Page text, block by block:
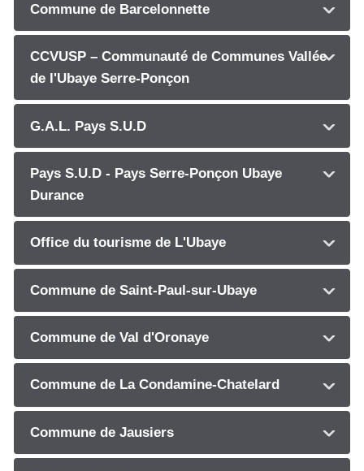
Commune de Barcelonnette
CCVUSP – Communauté de Communes Vallée
de l'Ubaye Serre-Ponçon
G.A.L. Pays S.U.D
Pays S.U.D - Pays Serre-Ponçon Ubaye
Durance
Office du tourisme de L'Ubaye
Commune de Saint-Paul-sur-Ubaye
Commune de Val d'Oronaye
Commune de La Condamine-Chatelard
Commune de Jausiers